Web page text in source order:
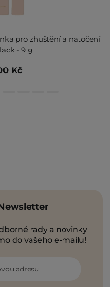
pro zhuštění a natočení
- 9 g
Kč
rady a novinky
do vašeho e-mailu!
adresu